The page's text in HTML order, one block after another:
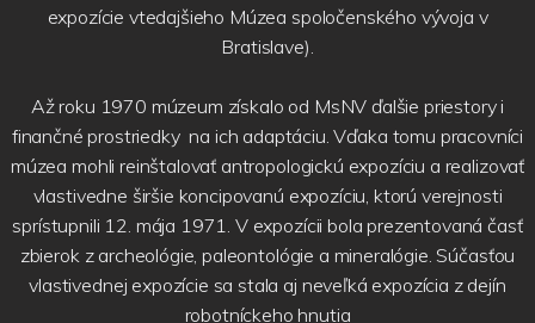
expozície vtedajšieho Múzea spoločenského vývoja v
Bratislave).
Až roku 1970 múzeum získalo od MsNV ďalšie priestory i
finančné prostriedky na ich adaptáciu. Vďaka tomu pracovníci
múzea mohli reinštalovať antropologickú expozíciu a realizovať
vlastivedne širšie koncipovanú expozíciu, ktorú verejnosti
sprístupnili 12. mája 1971. V expozícii bola prezentovaná časť
zbierok z archeológie, paleontológie a mineralógie. Súčasťou
vlastivednej expozície sa stala aj neveľká expozícia z dejín
robotníckeho hnutia